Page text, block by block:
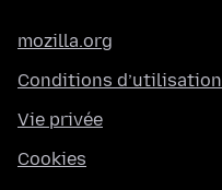
mozilla.org
Conditions d’utilisation
Vie privée
Cookies